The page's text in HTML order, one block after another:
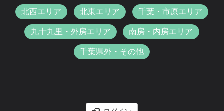
北西エリア 北東エリア 千葉・市原エリア
九十九里・外房エリア 南房・内房エリア
千葉県外・その他